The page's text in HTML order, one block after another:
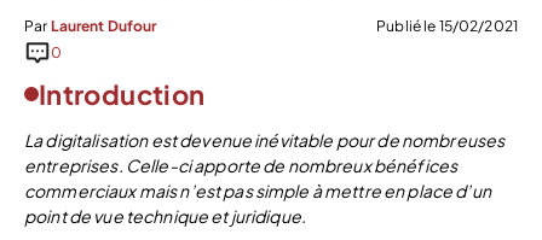
Par Laurent Dufour
Publié le 15/02/2021
0
Introduction
La digitalisation est devenue inévitable pour de nombreuses
entreprises. Celle-ci apporte de nombreux bénéfices
commerciaux mais n’est pas simple à mettre en place d’un
point de vue technique et juridique.